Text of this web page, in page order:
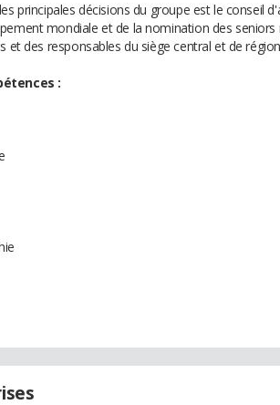
principales décisions du groupe est le conseil
mondiale et de la nomination des
et des responsables du siège central et de
: